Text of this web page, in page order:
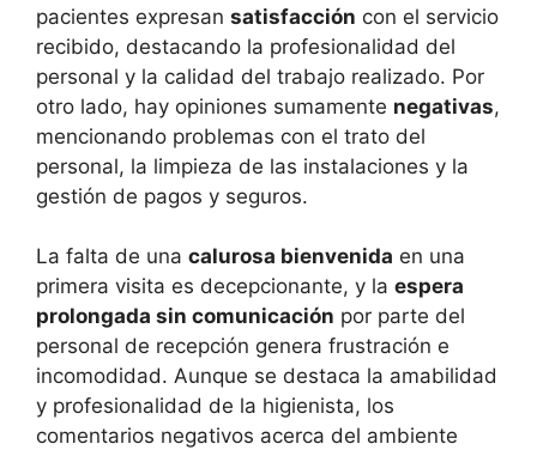
pacientes expresan satisfacción con el servicio
recibido, destacando la profesionalidad del
personal y la calidad del trabajo realizado. Por
otro lado, hay opiniones sumamente negativas,
mencionando problemas con el trato del
personal, la limpieza de las instalaciones y la
gestión de pagos y seguros.
La falta de una calurosa bienvenida en una
primera visita es decepcionante, y la espera
prolongada sin comunicación por parte del
personal de recepción genera frustración e
incomodidad. Aunque se destaca la amabilidad
y profesionalidad de la higienista, los
comentarios negativos acerca del ambiente